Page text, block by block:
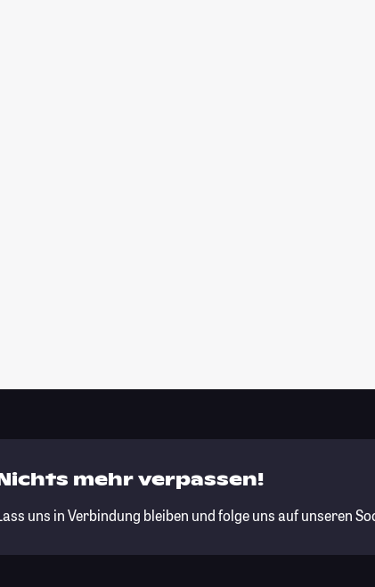
mehr verpassen!
uns in Verbindung bleiben und folge uns auf unseren